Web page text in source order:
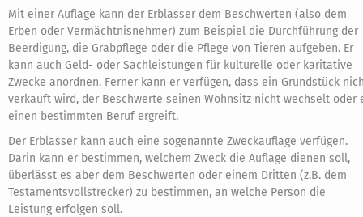
Mit einer Auflage kann der Erblasser dem Beschwerten (also dem
Erben oder Vermächtnisnehmer) zum Beispiel die Durchführung der
Beerdigung, die Grabpflege oder die Pflege von Tieren aufgeben. Er
kann auch Geld- oder Sachleistungen für kulturelle oder karitative
Zwecke anordnen. Ferner kann er verfügen, dass ein Grundstück
verkauft wird, der Beschwerte seinen Wohnsitz nicht wechselt oder
einen bestimmten Beruf ergreift.
Der Erblasser kann auch eine sogenannte Zweckauflage verfügen.
Darin kann er bestimmen, welchem Zweck die Auflage dienen soll,
überlässt es aber dem Beschwerten oder einem Dritten (z.B. dem
Testamentsvollstrecker) zu bestimmen, an welche Person die
Leistung erfolgen soll.